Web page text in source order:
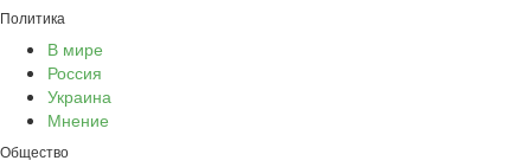
Политика
В мире
Россия
Украина
Мнение
Общество